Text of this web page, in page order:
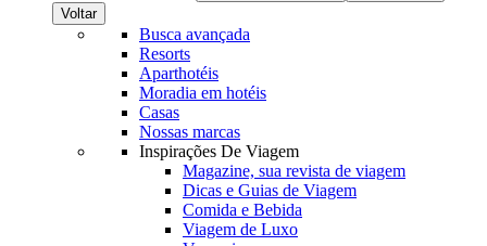
Voltar
Busca avançada
Resorts
Aparthotéis
Moradia em hotéis
Casas
Nossas marcas
Inspirações De Viagem
Magazine, sua revista de viagem
Dicas e Guias de Viagem
Comida e Bebida
Viagem de Luxo